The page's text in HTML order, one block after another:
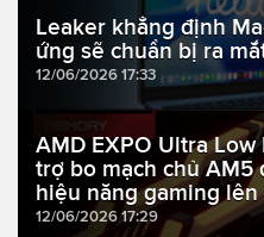
Leaker khẳng định
ứng sẽ chuẩn bị ra
12/06/2026 17:33
AMD EXPO Ultra
trợ bo mạch chủ AM5
hiệu năng gaming lên
12/06/2026 17:29